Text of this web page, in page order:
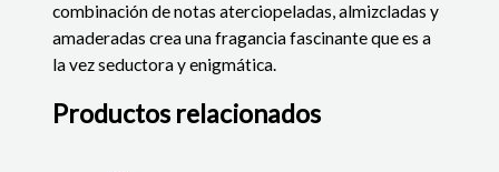
combinación de notas aterciopeladas, almizcladas y
amaderadas crea una fragancia fascinante que es a
la vez seductora y enigmática.
Productos relacionados